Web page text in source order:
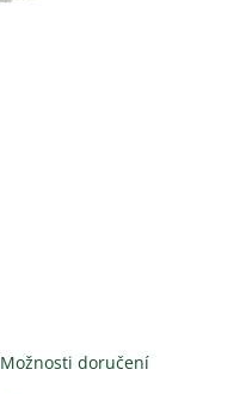
Možnosti doručení